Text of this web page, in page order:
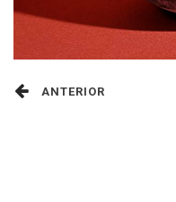
ANTERIOR